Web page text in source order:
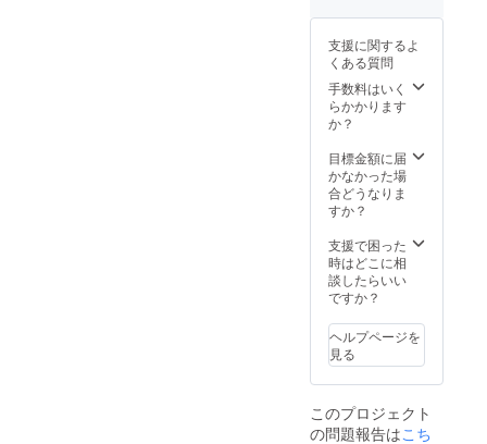
ント
リー各
社と同
じもの
となり
ます ※
手・設
置に関
しては
ます
k
Liquidw
orks定
番ビー
ルか
ら、樽
オリジ
ナル銘
柄とし
荷致し
ます。
（樽サ
イズ
,20L）
◎Snar
k
Liquidw
ウェブ
サイト
ング終
了後お
打合せ
とさせ
ていた
だきま
パー
になり
ます ◎
藤浦氏
仕込み
ビール
プレゼ
ントい
たしま
す。 ◎
にオリ
ジナル
ステッ
カー進
ます ◎
ギャラ
リー・
パブの
にお名
前をク
支援に関するよ
くある質問
手数料はいく
らかかります
か？
目標金額に届
かなかった場
合どうなりま
すか？
支援で困った
時はどこに相
談したらいい
ですか？
ヘルプページを
見る
このプロジェクト
の問題報告はこち